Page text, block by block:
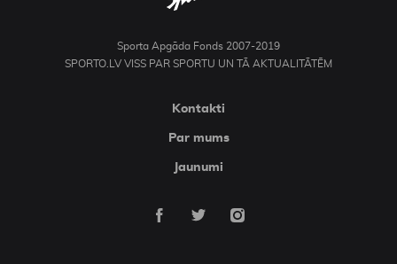
Sporta Apgāda Fonds 2007-2019
SPORTO.LV VISS PAR SPORTU UN TĀ AKTUALITĀTĒM
Kontakti
Par mums
Jaunumi